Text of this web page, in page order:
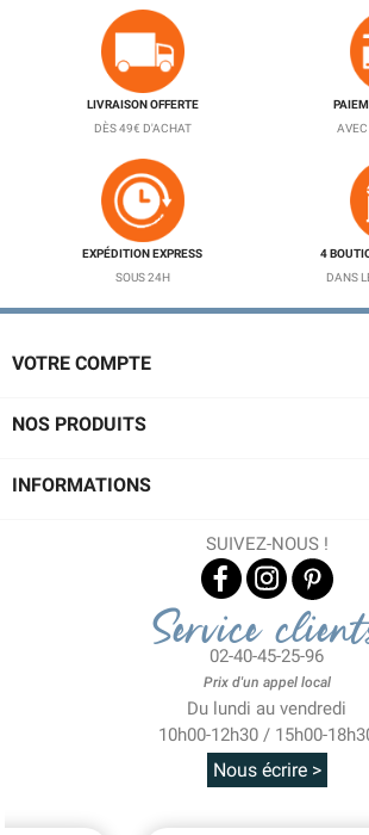
LIVRAISON OFFERTE
DÈS 49€ D'ACHAT
AVEC
EXPÉDITION EXPRESS
SOUS 24H
4
DANS
VOTRE COMPTE
NOS PRODUITS
INFORMATIONS
SUIVEZ-NOUS !
Service
02-40-45-25-96
Prix d'un appel local
Du lundi au vendredi
10h00-12h30 / 15h00-
Nous écrire >